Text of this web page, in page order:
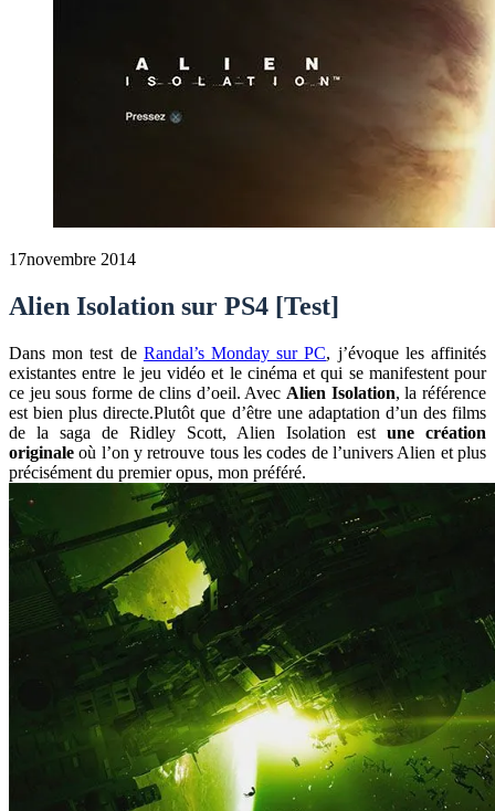
17novembre 2014
Alien Isolation sur PS4 [Test]
Dans mon test de Randal’s Monday sur PC, j’évoque les affinités
existantes entre le jeu vidéo et le cinéma et qui se manifestent pour
ce jeu sous forme de clins d’oeil. Avec Alien Isolation, la référence
est bien plus directe.Plutôt que d’être une adaptation d’un des films
de la saga de Ridley Scott, Alien Isolation est une création
originale où l’on y retrouve tous les codes de l’univers Alien et plus
précisément du premier opus, mon préféré.